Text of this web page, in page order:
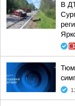
В